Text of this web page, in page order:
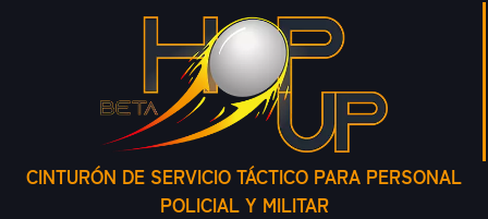
CINTURÓN DE SERVICIO TÁCTICO PARA PERSONAL
POLICIAL Y MILITAR